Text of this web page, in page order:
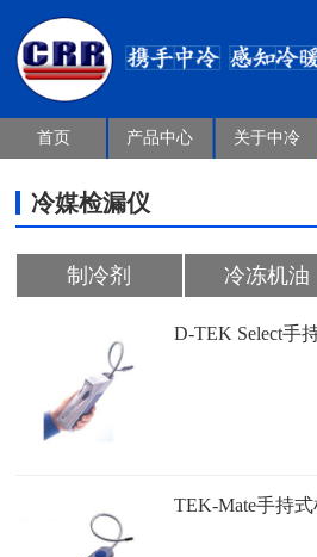
首页 产品中心 关于中冷
冷媒检漏仪
制冷剂 冷冻机油
D-TEK Select手
TEK-Mate手持